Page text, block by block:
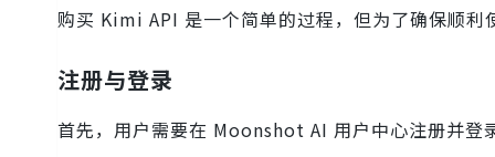
购买 Kimi API 是一个简单的过程，但为了确保顺利
注册与登录
首先，用户需要在 Moonshot AI 用户中心注册并